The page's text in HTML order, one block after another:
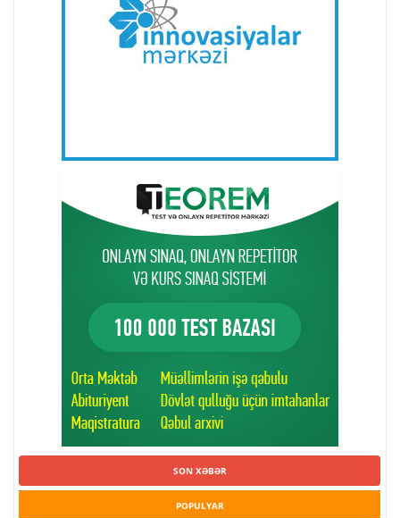
SON XƏBƏR
POPULYAR